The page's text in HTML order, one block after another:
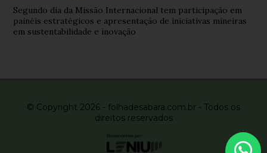
Segundo dia da Missão Internacional tem participação em
painéis estratégicos e apresentação de iniciativas mineiras
em sustentabilidade e inovação
© Copyright 2026 - folhadesabara.com.br - Todos os
direitos reservados